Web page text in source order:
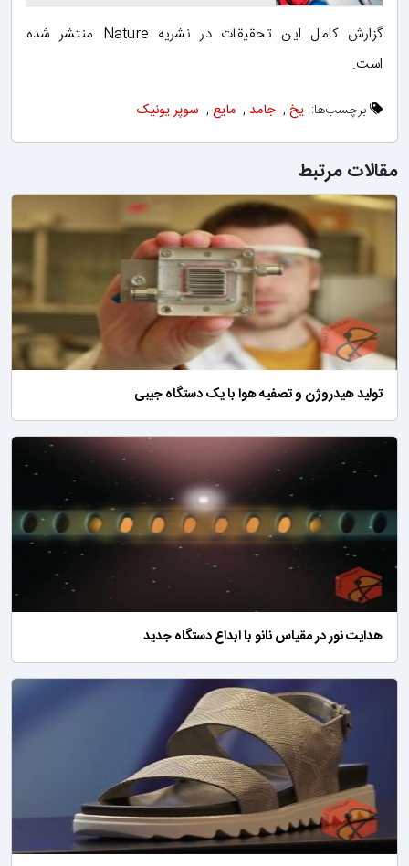
گزارش کامل این تحقیقات در نشریه Nature منتشر شده
است.
برچسب‌ها: یخ , جامد , مایع , سوپر یونیک
مقالات مرتبط
تولید هیدروژن و تصفیه هوا با یک دستگاه جیبی
هدایت نور در مقیاس نانو با ابداع دستگاه جدید